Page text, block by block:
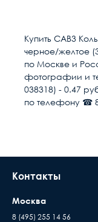
Страна
Тип изделия
Материал изделия
Условия
Доставка
рабочих
наш
до
Купить CAB3
черное/желтое
по Москве и
фотографии и
038318) - 0.47
по телефону ☎
Контакты
Москва
8 (495) 255 14 56